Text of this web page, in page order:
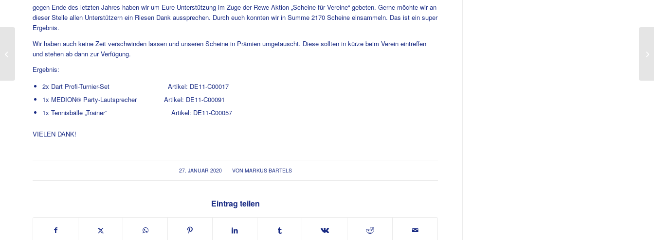
gegen Ende des letzten Jahres haben wir um Eure Unterstützung im Zuge der Rewe-Aktion „Scheine für Vereine“ gebeten. Gerne möchte wir an
dieser Stelle allen Unterstützern ein Riesen Dank aussprechen. Durch euch konnten wir in Summe 2170 Scheine einsammeln. Das ist ein super
Ergebnis.
Wir haben auch keine Zeit verschwinden lassen und unseren Scheine in Prämien umgetauscht. Diese sollten in kürze beim Verein eintreffen
und stehen ab dann zur Verfügung.
Ergebnis:
2x Dart Profi-Turnier-Set Artikel: DE11-C00017
1x MEDION® Party-Lautsprecher Artikel: DE11-C00091
1x Tennisbälle „Trainer“ Artikel: DE11-C00057
VIELEN DANK!
27. JANUAR 2020
/ VON MARKUS BARTELS
Eintrag teilen
Tennis
Neujahrsempfang ein